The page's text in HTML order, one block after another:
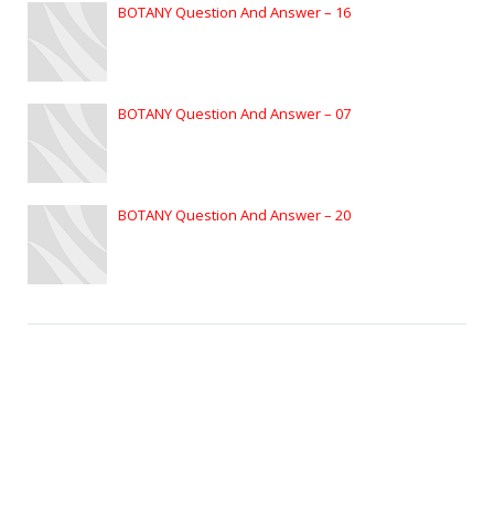
BOTANY Question And Answer – 16
BOTANY Question And Answer – 07
BOTANY Question And Answer – 20